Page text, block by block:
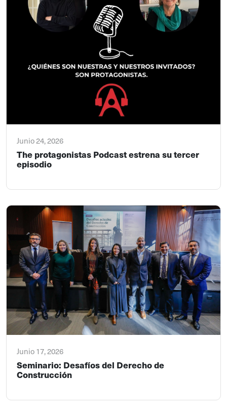
Junio 24, 2026
The protagonistas Podcast estrena su tercer
episodio
Junio 17, 2026
Seminario: Desafíos del Derecho de
Construcción